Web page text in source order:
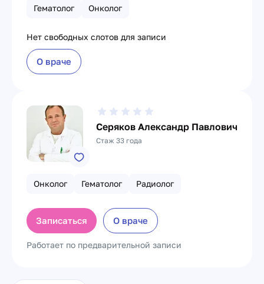
Гематолог Онколог
Нет свободных слотов для записи
О враче
Серяков Александр Павлович
Стаж 33 года
Онколог Гематолог Радиолог
Записаться О враче
Работает по предварительной записи